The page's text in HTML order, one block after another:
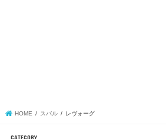
HOME スバル レヴォーグ